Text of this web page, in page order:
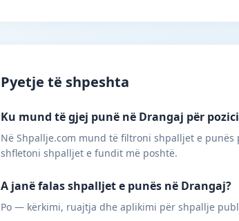
Pyetje të shpeshta
Ku mund të gjej punë në Drangaj për
Në Shpallje.com mund të filtroni shpalljet e
shfletoni shpalljet e fundit më poshtë.
A janë falas shpalljet e punës në Drangaj?
Po — kërkimi, ruajtja dhe aplikimi për shpallje